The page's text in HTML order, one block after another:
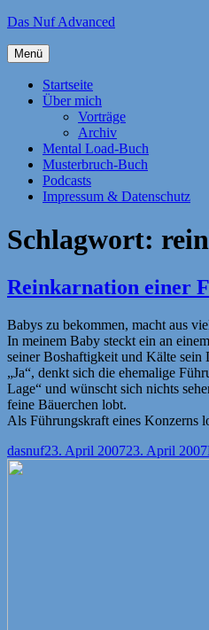
Zum
springen
Das Nuf Advanced
Menü
Startseite
Über mich
Vorträge
Archiv
Mental Load-Buch
Musterbruch-Buch
Podcasts
Impressum & Datenschutz
Schlagwort:
Reinkarnation einer
Babys zu bekommen, macht aus
In meinem Baby steckt ein an
seiner Boshaftigkeit und Kälte sein
„Ja“, denkt sich die ehemalige
Lage“ und wünscht sich nichts
feine Bäuerchen lobt.
Als Führungskraft eines Konzerns
Autor
dasnufVeröffentlicht
23. April 200723. April 2007